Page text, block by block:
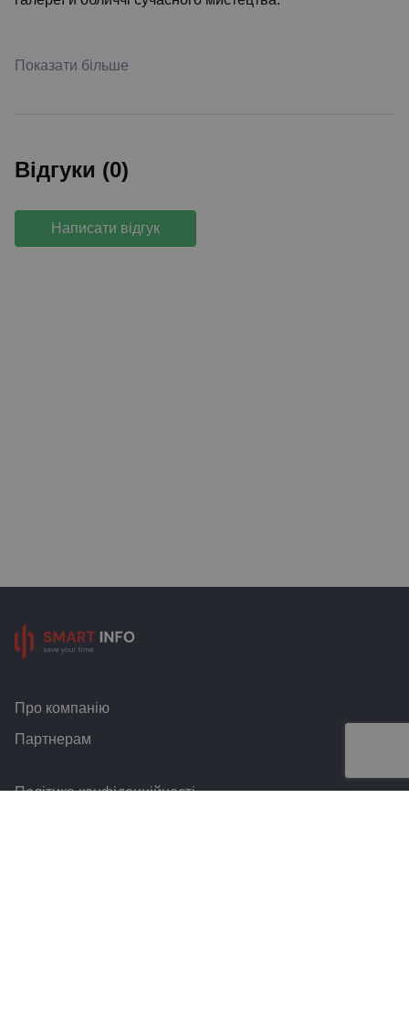
Показати більше
Відгуки (0)
Написати відгук
Про компанію
Партнерам
Політика конфіденційності